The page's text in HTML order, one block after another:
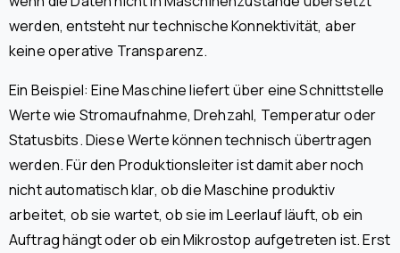
werden, entsteht nur technische Konnektivität, aber
keine operative Transparenz.
Ein Beispiel: Eine Maschine liefert über eine Schnittstelle
Werte wie Stromaufnahme, Drehzahl, Temperatur oder
Statusbits. Diese Werte können technisch übertragen
werden. Für den Produktionsleiter ist damit aber noch
nicht automatisch klar, ob die Maschine produktiv
arbeitet, ob sie wartet, ob sie im Leerlauf läuft, ob ein
Auftrag hängt oder ob ein Mikrostop aufgetreten ist. Erst